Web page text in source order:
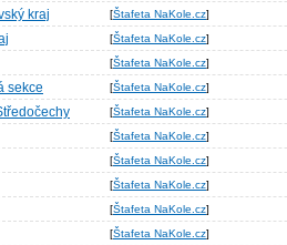
kraj [Štafeta NaKole.cz]
[Štafeta NaKole.cz]
[Štafeta NaKole.cz]
sekce [Štafeta NaKole.cz]
[Štafeta NaKole.cz]
[Štafeta NaKole.cz]
[Štafeta NaKole.cz]
[Štafeta NaKole.cz]
[Štafeta NaKole.cz]
[Štafeta NaKole.cz]